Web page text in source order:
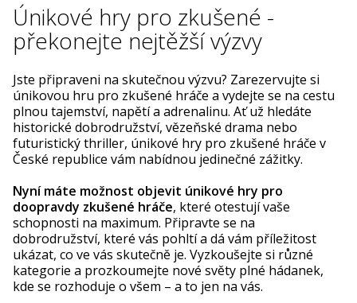
Únikové hry pro zkušené -
překonejte nejtěžší výzvy
Jste připraveni na skutečnou výzvu? Zarezervujte si
únikovou hru pro zkušené hráče a vydejte se na cestu
plnou tajemství, napětí a adrenalinu. Ať už hledáte
historické dobrodružství, vězeňské drama nebo
futuristický thriller, únikové hry pro zkušené hráče v
České republice vám nabídnou jedinečné zážitky.
Nyní máte možnost objevit únikové hry pro
doopravdy zkušené hráče, které otestují vaše
schopnosti na maximum. Připravte se na
dobrodružství, které vás pohltí a dá vám příležitost
ukázat, co ve vás skutečně je. Vyzkoušejte si různé
kategorie a prozkoumejte nové světy plné hádanek,
kde se rozhoduje o všem – a to jen na vás.